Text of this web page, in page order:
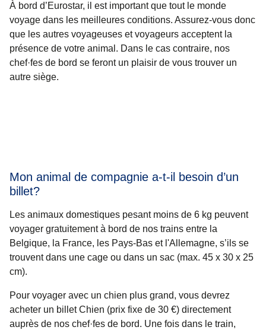
À bord d’Eurostar, il est important que tout le monde
voyage dans les meilleures conditions. Assurez-vous donc
que les autres voyageuses et voyageurs acceptent la
présence de votre animal. Dans le cas contraire, nos
chef·fes de bord se feront un plaisir de vous trouver un
autre siège.
Mon animal de compagnie a-t-il besoin d’un
billet?
Les animaux domestiques pesant moins de 6 kg peuvent
voyager gratuitement à bord de nos trains entre la
Belgique, la France, les Pays-Bas et l'Allemagne, s’ils se
trouvent dans une cage ou dans un sac (max. 45 x 30 x 25
cm).
Pour voyager avec un chien plus grand, vous devrez
acheter un billet Chien (prix fixe de 30 €) directement
auprès de nos chef·fes de bord. Une fois dans le train,